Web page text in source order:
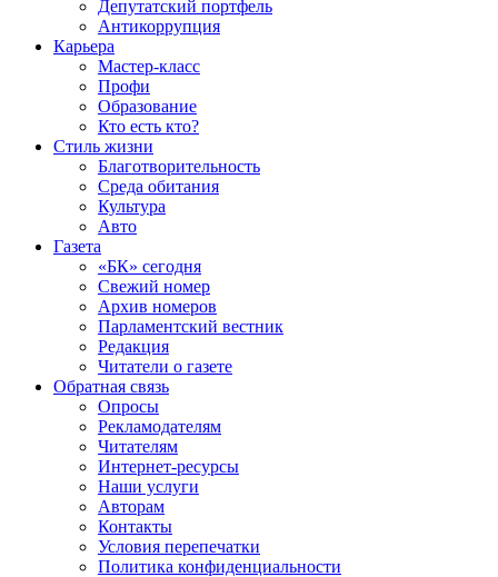
Депутатский портфель
Антикоррупция
Карьера
Мастер-класс
Профи
Образование
Кто есть кто?
Стиль жизни
Благотворительность
Среда обитания
Культура
Авто
Газета
«БК» сегодня
Свежий номер
Архив номеров
Парламентский вестник
Редакция
Читатели о газете
Обратная связь
Опросы
Рекламодателям
Читателям
Интернет-ресурсы
Наши услуги
Авторам
Контакты
Условия перепечатки
Политика конфиденциальности